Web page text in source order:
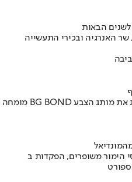
לשנים הבאות
האנרגיה ובכירי התעשייה